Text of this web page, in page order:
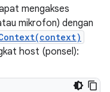
mengakses
mikrofon) dengan
host (ponsel):